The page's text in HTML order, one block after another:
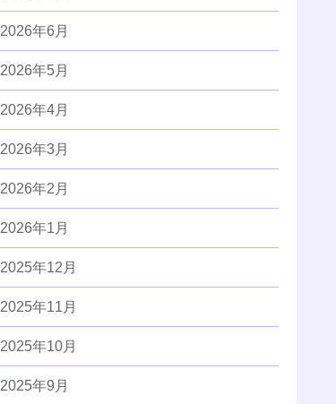
2026年6月
2026年5月
2026年4月
2026年3月
2026年2月
2026年1月
2025年12月
2025年11月
2025年10月
2025年9月